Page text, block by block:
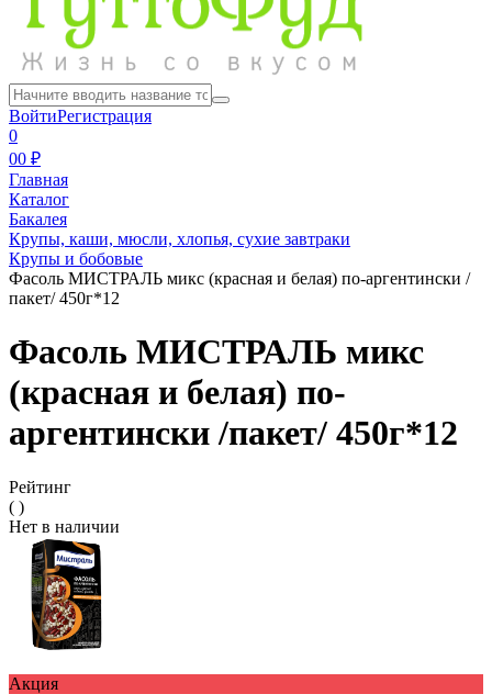
ВойтиРегистрация
0
00 ₽
Главная
Каталог
Бакалея
Крупы, каши, мюсли, хлопья, сухие завтраки
Крупы и бобовые
Фасоль МИСТРАЛЬ микс (красная и белая) по-аргентински /
пакет/ 450г*12
Фасоль МИСТРАЛЬ микс
(красная и белая) по-
аргентински /пакет/ 450г*12
Рейтинг
( )
Нет в наличии
Акция